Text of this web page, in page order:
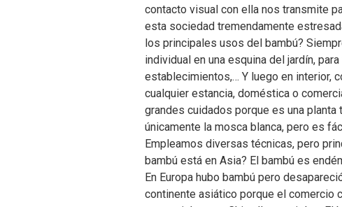
contacto visual con ella nos transmite
esta sociedad tremendamente
los principales usos del bambú?
individual en una esquina del jardín,
establecimientos,… Y luego en interior,
cualquier estancia, doméstica o
grandes cuidados porque es una
únicamente la mosca blanca, pero es
Empleamos diversas técnicas, pero
bambú está en Asia? El bambú es
En Europa hubo bambú pero
continente asiático porque el comercio